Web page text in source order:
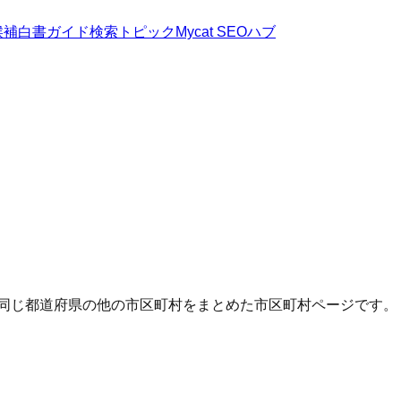
補白書ガイド検索トピック Mycat SEOハブ
じ都道府県の他の市区町村をまとめた市区町村ページです。